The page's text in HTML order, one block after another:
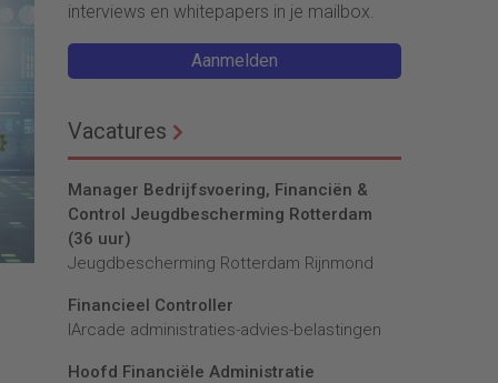
interviews en whitepapers in je mailbox.
Aanmelden
Vacatures
Manager Bedrijfsvoering, Financiën &
Control Jeugdbescherming Rotterdam
(36 uur)
Jeugdbescherming Rotterdam Rijnmond
Financieel Controller
lArcade administraties-advies-belastingen
Hoofd Financiële Administratie